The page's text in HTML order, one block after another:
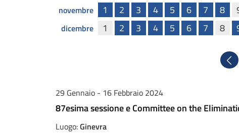
novembre 1 2 3 4 5 6 7 8
dicembre 1 2 3 4 5 6 7 8
29 Gennaio - 16 Febbraio 2024
87esima sessione e Committee on the
Luogo:Ginevra